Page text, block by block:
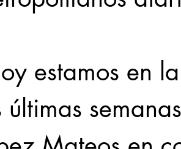
estamos en
últimas